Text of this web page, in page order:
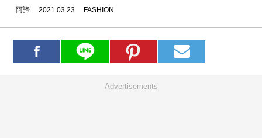
阿諦 2021.03.23 FASHION
Advertisements